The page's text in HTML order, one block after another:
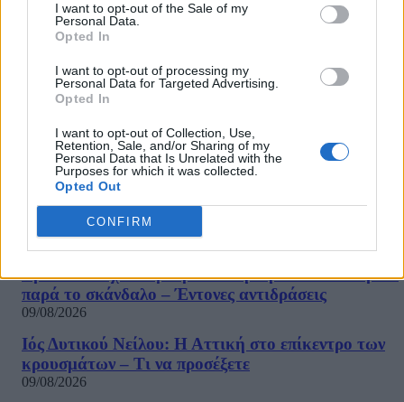
I want to opt-out of the Sale of my
Personal Data.
Opted In
I want to opt-out of processing my
Personal Data for Targeted Advertising.
Opted In
I want to opt-out of Collection, Use,
Retention, Sale, and/or Sharing of my
Personal Data that Is Unrelated with the
Purposes for which it was collected.
Opted Out
CONFIRM
δικαιούχους, από τις 23 έως τις 27 Οκτωβρίου 2023, στο πλαίσιο
των προγραμματισμένων καταβολών του e-ΕΦΚΑ και της
αναφέρει το υπουργείο Εργασίας και Κοινωνικής Ασφάλισης σε
ανακοίνωσή...
Σελίδα 1 από 3
ΡΟΗ ΕΙΔΗΣΕΩΝ
Βρετανία: Σχέδιο για βασιλική κηδεία του Άντριου
παρά το σκάνδαλο – Έντονες αντιδράσεις
09/08/2026
Ιός Δυτικού Νείλου: Η Αττική στο επίκεντρο των
κρουσμάτων – Τι να προσέξετε
09/08/2026